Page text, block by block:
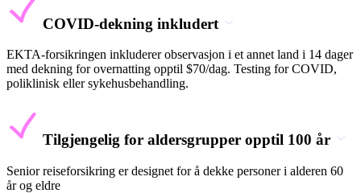
COVID-dekning inkludert
EKTA-forsikringen inkluderer observasjon i et annet land i 14 dager
med dekning for overnatting opptil $70/dag. Testing for COVID,
poliklinisk eller sykehusbehandling.
Tilgjengelig for aldersgrupper opptil 100 år
Senior reiseforsikring er designet for å dekke personer i alderen 60
år og eldre